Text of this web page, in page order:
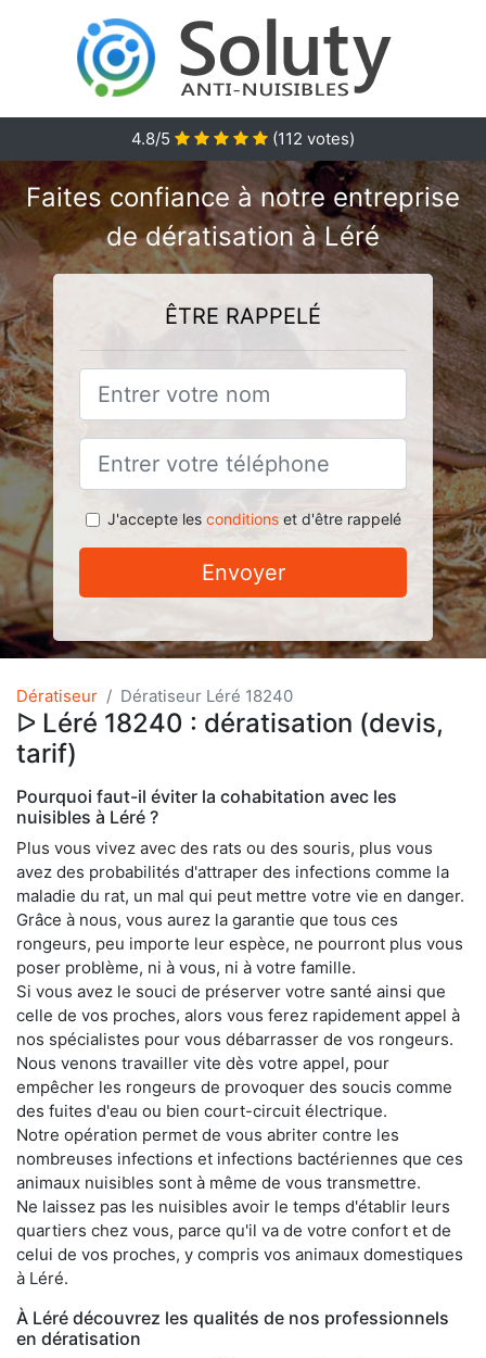
4.8/5 (112 votes)
Faites confiance à notre entreprise
de dératisation à Léré
ÊTRE RAPPELÉ
J'accepte les conditionset d'être rappelé
Envoyer
Dératiseur Dératiseur Léré 18240
ᐅ Léré 18240 : dératisation (devis,
tarif)
Pourquoi faut-il éviter la cohabitation avec les
nuisibles à Léré ?
Plus vous vivez avec des rats ou des souris, plus vous
avez des probabilités d'attraper des infections comme la
maladie du rat, un mal qui peut mettre votre vie en danger.
Grâce à nous, vous aurez la garantie que tous ces
rongeurs, peu importe leur espèce, ne pourront plus vous
poser problème, ni à vous, ni à votre famille.
Si vous avez le souci de préserver votre santé ainsi que
celle de vos proches, alors vous ferez rapidement appel à
nos spécialistes pour vous débarrasser de vos rongeurs.
Nous venons travailler vite dès votre appel, pour
empêcher les rongeurs de provoquer des soucis comme
des fuites d'eau ou bien court-circuit électrique.
Notre opération permet de vous abriter contre les
nombreuses infections et infections bactériennes que ces
animaux nuisibles sont à même de vous transmettre.
Ne laissez pas les nuisibles avoir le temps d'établir leurs
quartiers chez vous, parce qu'il va de votre confort et de
celui de vos proches, y compris vos animaux domestiques
à Léré.
À Léré découvrez les qualités de nos professionnels
en dératisation